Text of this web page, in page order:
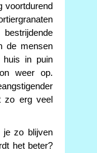
voortdurend
de mensen
huis in puin
weer op.
zo erg veel
je zo blijven
het beter?